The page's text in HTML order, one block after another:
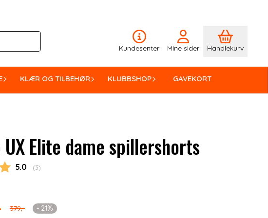
Kundesenter Mine sider Handlekurv
KLÆR OG TILBEHØR KLUBBSHOP GAVEKORT
Elite dame spillershorts
Gjennomsnittskarakter:
5.0 (stemmer:
3)
379,- - 21%